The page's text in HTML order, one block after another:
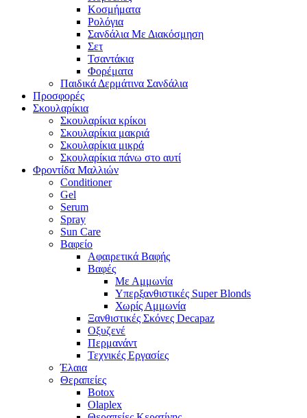
Κοσμήματα
Ρολόγια
Σανδάλια Με Διακόσμηση
Σετ
Τσαντάκια
Φορέματα
Παιδικά Δερμάτινα Σανδάλια
Προσφορές
Σκουλαρίκια
Σκουλαρίκια κρίκοι
Σκουλαρίκια μακριά
Σκουλαρίκια μικρά
Σκουλαρίκια πάνω στο αυτί
Φροντίδα Μαλλιών
Conditioner
Gel
Serum
Spray
Sun Care
Βαφείο
Αφαιρετικά Βαφής
Βαφές
Με Αμμωνία
Υπερξανθιστικές Super Blonds
Χωρίς Αμμωνία
Ξανθιστικές Σκόνες Decapaz
Οξυζενέ
Περμανάντ
Τεχνικές Εργασίες
Έλαια
Θεραπείες
Botox
Olaplex